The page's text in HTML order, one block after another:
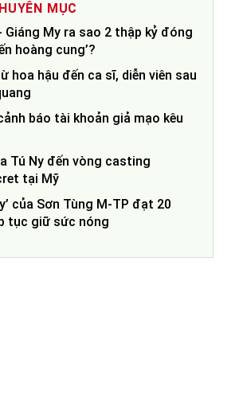
MỤC
Giáng My ra sao 2 thập kỷ đóng
hoàng cung’?
hoa hậu đến ca sĩ, diễn viên sau
báo tài khoản giả mạo kêu
Tú Ny đến vòng casting
tại Mỹ
của Sơn Tùng M-TP đạt 20
tục giữ sức nóng